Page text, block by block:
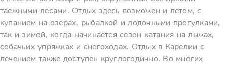
таежными лесами. Отдых здесь возможен и летом, с
купанием на озерах, рыбалкой и лодочными прогулками,
так и зимой, когда начинается сезон катания на лыжах,
собачьих упряжках и снегоходах. Отдых в Карелии с
лечением также доступен круглогодично. Во многих